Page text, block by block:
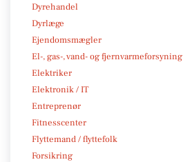
Dyrehandel
Dyrlæge
Ejendomsmægler
El-, gas-, vand- og fjernvarmeforsyning
Elektriker
Elektronik / IT
Entreprenør
Fitnesscenter
Flyttemand / flyttefolk
Forsikring